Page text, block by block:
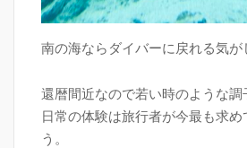
南の海ならダイバーに戻れる気が
還暦間近なので若い時のような
日常の体験は旅行者が今最も求め
う。